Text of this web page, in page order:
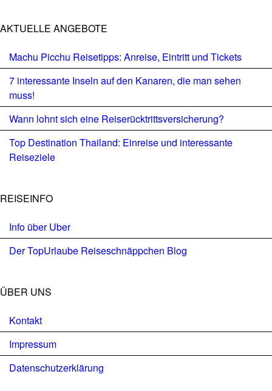
AKTUELLE ANGEBOTE
Machu Picchu Reisetipps: Anreise, Eintritt und Tickets
7 interessante Inseln auf den Kanaren, die man sehen
muss!
Wann lohnt sich eine Reiserücktrittsversicherung?
Top Destination Thailand: Einreise und interessante
Reiseziele
REISEINFO
Info über Uber
Der TopUrlaube Reiseschnäppchen Blog
ÜBER UNS
Kontakt
Impressum
Datenschutzerklärung